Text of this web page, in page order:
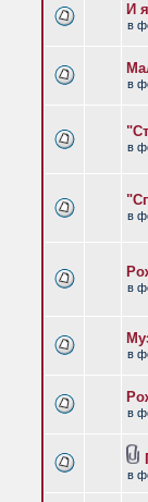
И
в
в
в
в
в
в
в
в